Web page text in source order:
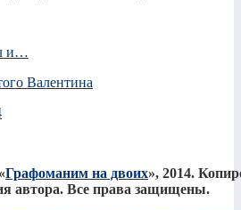
и…
Валентина
Графоманим на двоих», 2014.
автора. Все права защищены.